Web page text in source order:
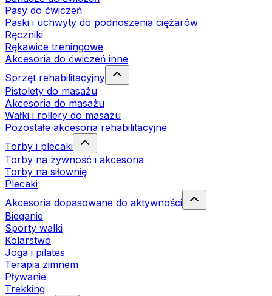
Pasy do ćwiczeń
Paski i uchwyty do podnoszenia ciężarów
Ręczniki
Rękawice treningowe
Akcesoria do ćwiczeń inne
Sprzęt rehabilitacyjny
Pistolety do masażu
Akcesoria do masażu
Wałki i rollery do masażu
Pozostałe akcesoria rehabilitacyjne
Torby i plecaki
Torby na żywność i akcesoria
Torby na siłownię
Plecaki
Akcesoria dopasowane do aktywności
Bieganie
Sporty walki
Kolarstwo
Joga i pilates
Terapia zimnem
Pływanie
Trekking